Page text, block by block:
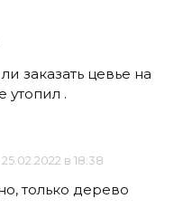
заказать цевье на
утопил .
25.02.2022 в 18:38
только дерево